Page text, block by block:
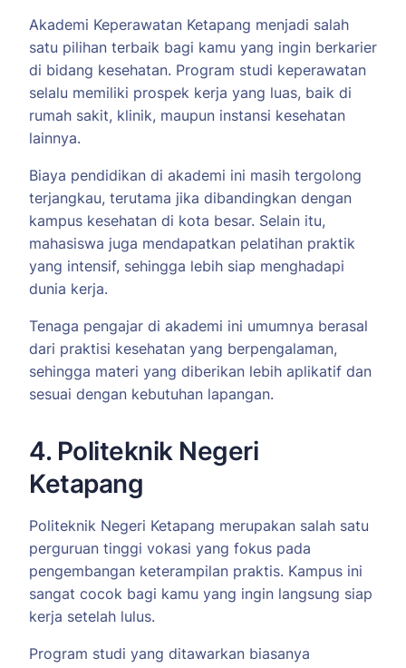
Akademi Keperawatan Ketapang menjadi salah
satu pilihan terbaik bagi kamu yang ingin berkarier
di bidang kesehatan. Program studi keperawatan
selalu memiliki prospek kerja yang luas, baik di
rumah sakit, klinik, maupun instansi kesehatan
lainnya.
Biaya pendidikan di akademi ini masih tergolong
terjangkau, terutama jika dibandingkan dengan
kampus kesehatan di kota besar. Selain itu,
mahasiswa juga mendapatkan pelatihan praktik
yang intensif, sehingga lebih siap menghadapi
dunia kerja.
Tenaga pengajar di akademi ini umumnya berasal
dari praktisi kesehatan yang berpengalaman,
sehingga materi yang diberikan lebih aplikatif dan
sesuai dengan kebutuhan lapangan.
4. Politeknik Negeri
Ketapang
Politeknik Negeri Ketapang merupakan salah satu
perguruan tinggi vokasi yang fokus pada
pengembangan keterampilan praktis. Kampus ini
sangat cocok bagi kamu yang ingin langsung siap
kerja setelah lulus.
Program studi yang ditawarkan biasanya